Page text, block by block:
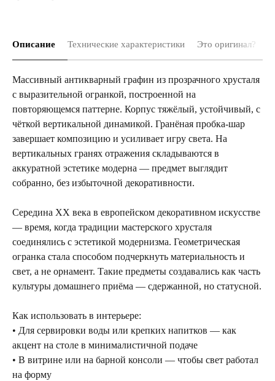
Описание Технические характеристики Это оригинал?
Массивный антикварный графин из прозрачного хрусталя
с выразительной огранкой, построенной на
повторяющемся паттерне. Корпус тяжёлый, устойчивый, с
чёткой вертикальной динамикой. Гранёная пробка-шар
завершает композицию и усиливает игру света. На
вертикальных гранях отражения складываются в
аккуратной эстетике модерна — предмет выглядит
собранно, без избыточной декоративности.
Середина XX века в европейском декоративном искусстве
— время, когда традиции мастерского хрусталя
соединялись с эстетикой модернизма. Геометрическая
огранка стала способом подчеркнуть материальность и
свет, а не орнамент. Такие предметы создавались как часть
культуры домашнего приёма — сдержанной, но статусной.
Как использовать в интерьере:
• Для сервировки воды или крепких напитков — как
акцент на столе в минималистичной подаче
• В витрине или на барной консоли — чтобы свет работал
на форму
Евгении
коллекционеру,
Посещение только
договоренности